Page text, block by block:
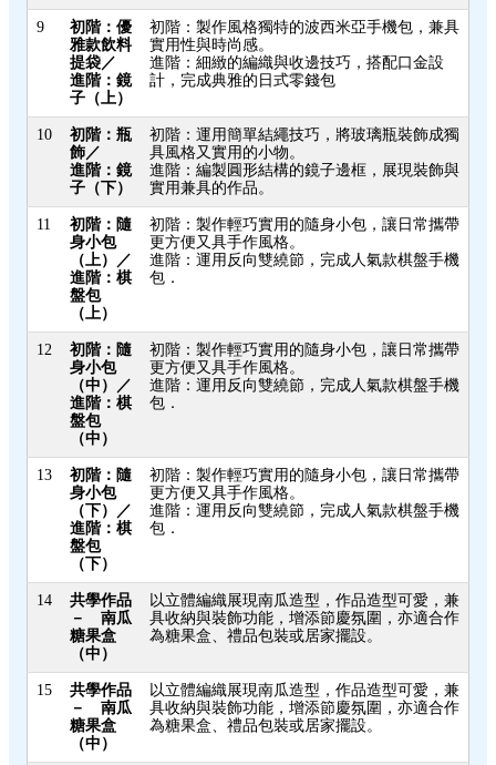
9
初階：優
雅款飲料
提袋／
進階：鏡
子（上）
初階：製作風格獨特的波西米亞手機包，兼具
實用性與時尚感。
進階：細緻的編織與收邊技巧，搭配口金設
計，完成典雅的日式零錢包
10
初階：瓶
飾／
進階：鏡
子（下）
初階：運用簡單結繩技巧，將玻璃瓶裝飾成獨
具風格又實用的小物。
進階：編製圓形結構的鏡子邊框，展現裝飾與
實用兼具的作品。
11
初階：隨
身小包
（上）／
進階：棋
盤包
（上）
初階：製作輕巧實用的隨身小包，讓日常攜帶
更方便又具手作風格。
進階：運用反向雙繞節，完成人氣款棋盤手機
包．
12
初階：隨
身小包
（中）／
進階：棋
盤包
（中）
初階：製作輕巧實用的隨身小包，讓日常攜帶
更方便又具手作風格。
進階：運用反向雙繞節，完成人氣款棋盤手機
包．
13
初階：隨
身小包
（下）／
進階：棋
盤包
（下）
初階：製作輕巧實用的隨身小包，讓日常攜帶
更方便又具手作風格。
進階：運用反向雙繞節，完成人氣款棋盤手機
包．
14
共學作品
－ 南瓜
糖果盒
（中）
以立體編織展現南瓜造型，作品造型可愛，兼
具收納與裝飾功能，增添節慶氛圍，亦適合作
為糖果盒、禮品包裝或居家擺設。
15
共學作品
－ 南瓜
糖果盒
（中）
以立體編織展現南瓜造型，作品造型可愛，兼
具收納與裝飾功能，增添節慶氛圍，亦適合作
為糖果盒、禮品包裝或居家擺設。